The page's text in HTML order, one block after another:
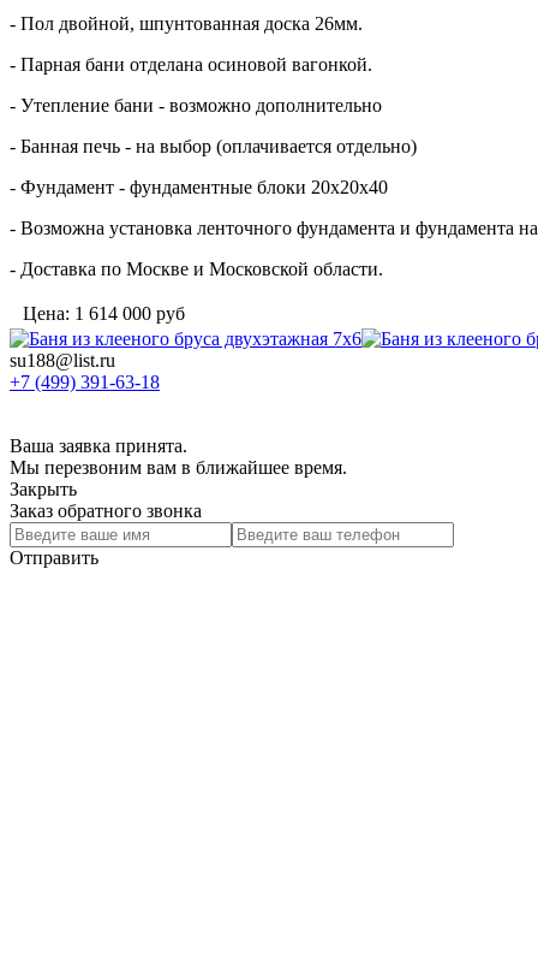
- Пол двойной, шпунтованная доска 26мм.
- Парная бани отделана осиновой вагонкой.
- Утепление бани - возможно дополнительно
- Банная печь - на выбор (оплачивается отдельно)
- Фундамент - фундаментные блоки 20х20х40
- Возможна установка ленточного фундамента и фундамента
- Доставка по Москве и Московской области.
Цена: 1 614 000 руб
su188@list.ru
+7 (499) 391-63-18
Ваша заявка принята.
Мы перезвоним вам в ближайшее время.
Закрыть
Заказ обратного звонка
Отправить